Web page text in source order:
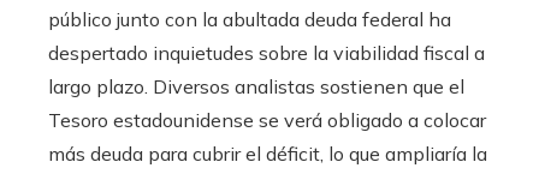
público junto con la abultada deuda federal ha
despertado inquietudes sobre la viabilidad fiscal a
largo plazo. Diversos analistas sostienen que el
Tesoro estadounidense se verá obligado a colocar
más deuda para cubrir el déficit, lo que ampliaría la